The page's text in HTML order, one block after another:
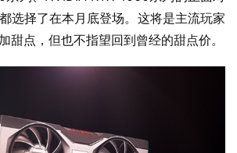
选择了在本月底登场。这将是主流玩家
甜点，但也不指望回到曾经的甜点价。